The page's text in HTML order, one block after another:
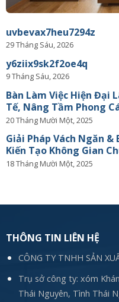
uvbevax7heu7294z
29 Tháng Sáu, 2026
y6ziix9sk2f2oe4q
9 Tháng Sáu, 2026
Bàn Làm Việc Hiện Đại
Tế, Nâng Tầm Phong
20 Tháng Mười Một, 2025
Giải Pháp Vách Ngăn &
Kiến Tạo Không Gian
18 Tháng Mười Một, 2025
THÔNG TIN LIÊN HỆ
CÔNG TY TNHH SẢN
Trụ sở công ty: xóm
Thái Nguyên, Tình Thái